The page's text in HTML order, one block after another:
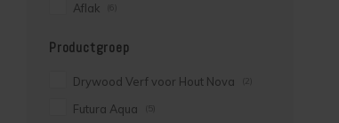
Aflak
Productgroep
Drywood Verf voor Hout Nova
Futura Aqua